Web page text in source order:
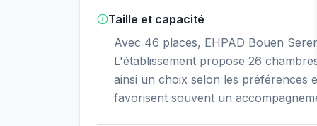
Taille et capacité
Avec 46 places, EHPAD Bouen
L'établissement propose 26
ainsi un choix selon les préférences
favorisent souvent un